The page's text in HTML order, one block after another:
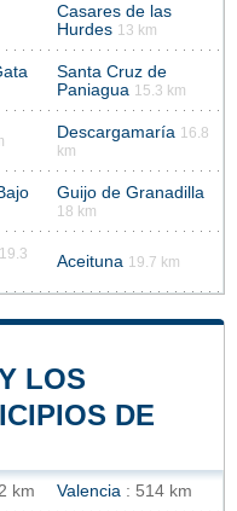
Casares de las
Hurdes 13 km
Santa Cruz de
Paniagua 15.3 km
Descargamaría 16.8
km
Guijo de Granadilla
18 km
19.3
Aceituna 19.7 km
LOS
DE
km Valencia : 514 km